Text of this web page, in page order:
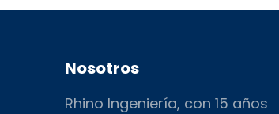
Nosotros
Rhino Ingeniería, con 15 años